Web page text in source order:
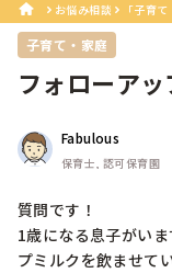
お悩み相談 「子育
子育て・家庭
フォローア
Fabulous
保育士, 認可保育園
質問です！
1歳になる息子がい
プミルクを飲ませて